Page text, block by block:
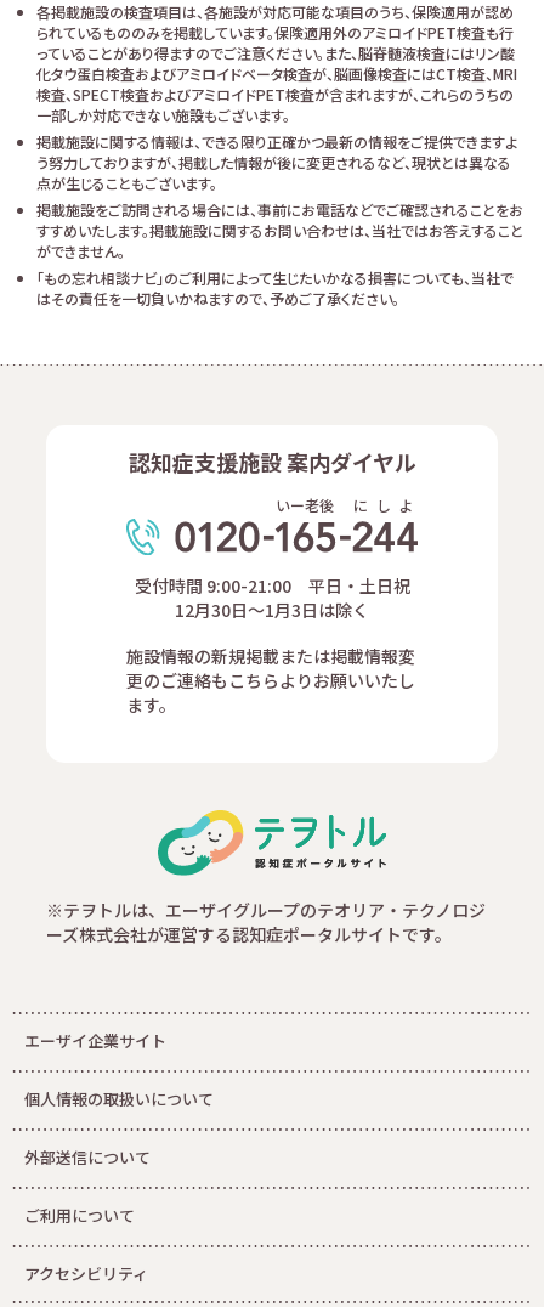
各掲載施設の検査項目は、各施設が対応可能な項目のうち、保険適用が認め
られているもののみを掲載しています。保険適用外のアミロイドPET検査も行
っていることがあり得ますのでご注意ください。また、脳脊髄液検査にはリン酸
化タウ蛋白検査およびアミロイドベータ検査が、脳画像検査にはCT検査、MRI
検査、SPECT検査およびアミロイドPET検査が含まれますが、これらのうちの
一部しか対応できない施設もございます。
掲載施設に関する情報は、できる限り正確かつ最新の情報をご提供できますよ
う努力しておりますが、掲載した情報が後に変更されるなど、現状とは異なる
点が生じることもございます。
掲載施設をご訪問される場合には、事前にお電話などでご確認されることをお
すすめいたします。掲載施設に関するお問い合わせは、当社ではお答えすること
ができません。
「もの忘れ相談ナビ」のご利用によって生じたいかなる損害についても、当社で
はその責任を一切負いかねますので、予めご了承ください。
認知症支援施設 案内ダイヤル
いー老後 に し よ
受付時間 9:00-21:00 平日・土日祝
12月30日～1月3日は除く
施設情報の新規掲載または掲載情報変
更のご連絡もこちらよりお願いいたし
ます。
※テヲトルは、エーザイグループのテオリア・テクノロジ
ーズ株式会社が運営する認知症ポータルサイトです。
エーザイ企業サイト
個人情報の取扱いについて
外部送信について
ご利用について
アクセシビリティ